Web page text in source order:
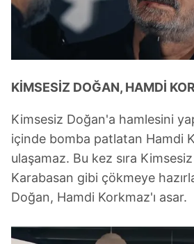
KİMSESİZ DOĞAN, HAMDİ
Kimsesiz Doğan'a hamlesini
içinde bomba patlatan Hamdi
ulaşamaz. Bu kez sıra
Karabasan gibi çökmeye
Doğan, Hamdi Korkmaz'ı asar.